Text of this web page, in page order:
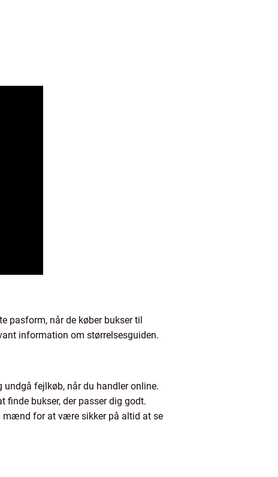
pasform, når de køber bukser til
information om størrelsesguiden.
fejlkøb, når du handler online.
finde bukser, der passer dig godt.
mænd for at være sikker på altid at se